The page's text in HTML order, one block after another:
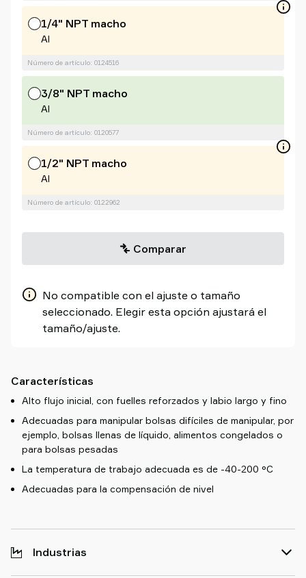
1/4" NPT macho
Al
Número de artículo: 0124516
3/8" NPT macho
Al
Número de artículo: 0120577
1/2" NPT macho
Al
Número de artículo: 0122962
Comparar
No compatible con el ajuste o tamaño
seleccionado. Elegir esta opción ajustará el
tamaño/ajuste.
Características
Alto flujo inicial, con fuelles reforzados y labio largo y fino
Adecuadas para manipular bolsas difíciles de manipular, por
ejemplo, bolsas llenas de líquido, alimentos congelados o
para bolsas pesadas
La temperatura de trabajo adecuada es de -40-200 °C
Adecuadas para la compensación de nivel
Industrias